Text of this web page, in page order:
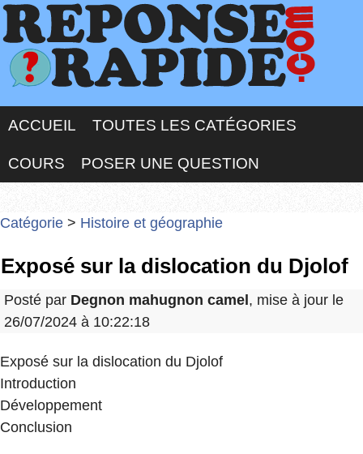
ACCUEIL TOUTES LES CATÉGORIES
COURS POSER UNE QUESTION
Catégorie > Histoire et géographie
Exposé sur la dislocation du Djolof
Posté par Degnon mahugnon camel , mise à jour le
26/07/2024 à 10:22:18
Exposé sur la dislocation du Djolof
Introduction
Développement
Conclusion